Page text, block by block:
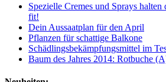
Spezielle Cremes und Sprays halten
fit!
Dein Aussaatplan für den April
Pflanzen für schattige Balkone
Schädlingsbekämpfungsmittel im
Baum des Jahres 2014: Rotbuche